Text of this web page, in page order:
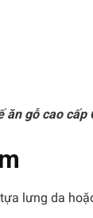
ăn gỗ cao cấp
lưng da